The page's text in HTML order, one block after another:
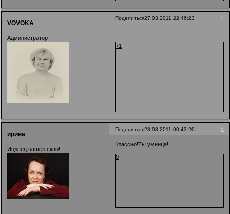
Поделиться 5
27.03.2011 22:46:23
VOVOKA
Администратор
+1
Поделиться 6
28.03.2011 00:43:20
ирина
Индеец нашел скво!
Классно!Ты умница!
0